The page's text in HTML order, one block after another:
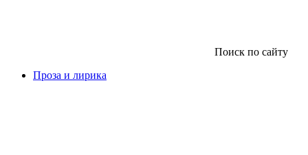
Поиск по сайту
Проза и лирика